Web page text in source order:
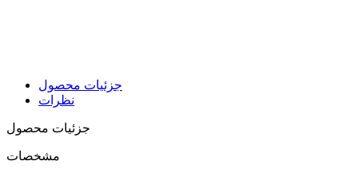
جزئیات محصول
نظرات
جزئیات محصول
مشخصات